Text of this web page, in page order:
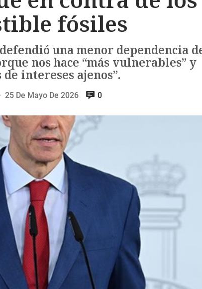
fósiles
una menor dependencia
nos hace “más vulnerables” y
de intereses ajenos”.
25 De Mayo De 2026 0